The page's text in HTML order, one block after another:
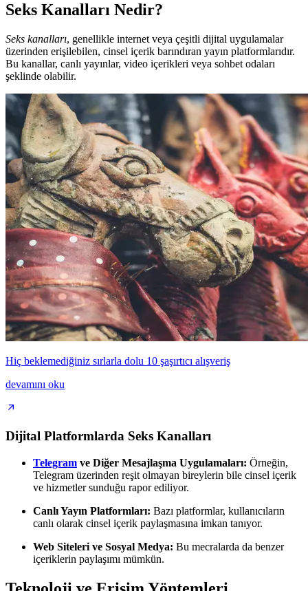
Seks Kanalları Nedir?
Seks kanalları, genellikle internet veya çeşitli dijital uygulamalar
üzerinden erişilebilen, cinsel içerik barındıran yayın platformlarıdır.
Bu kanallar, canlı yayınlar, video içerikleri veya sohbet odaları
şeklinde olabilir.
Hiç beklemediğiniz sırlarla dolu 10 şaşırtıcı alışveriş
devamını oku
Dijital Platformlarda Seks Kanalları
Telegram ve Diğer Mesajlaşma Uygulamaları: Örneğin,
Telegram üzerinden reşit olmayan bireylerin bile cinsel içerik
ve hizmetler sunduğu rapor ediliyor.
Canlı Yayın Platformları: Bazı platformlar, kullanıcıların
canlı olarak cinsel içerik paylaşmasına imkan tanıyor.
Web Siteleri ve Sosyal Medya: Bu mecralarda da benzer
içeriklerin paylaşımı mümkün.